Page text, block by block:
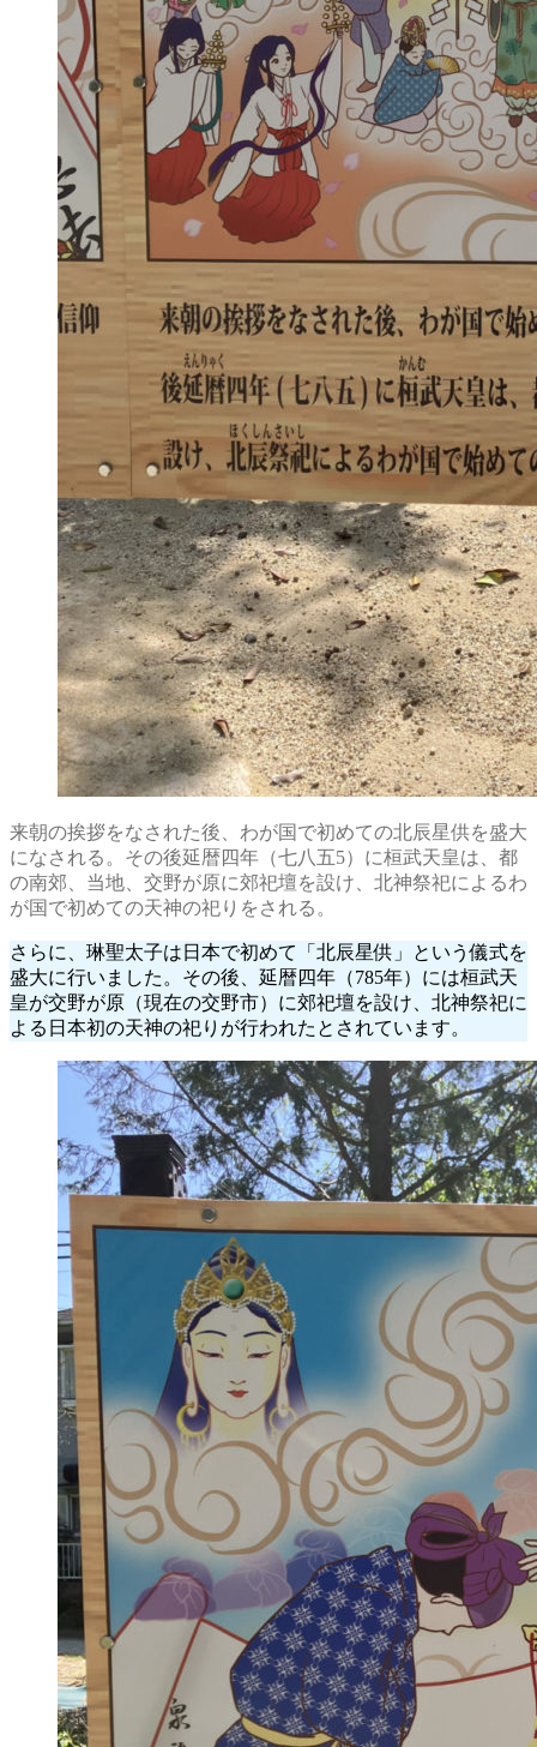
来朝の挨拶をなされた後、わが国で初めての北辰星供を盛大
になされる。その後延暦四年（七八五5）に桓武天皇は、都
の南郊、当地、交野が原に郊祀壇を設け、北神祭祀によるわ
が国で初めての天神の祀りをされる。
さらに、琳聖太子は日本で初めて「北辰星供」という儀式を
盛大に行いました。その後、延暦四年（785年）には桓武天
皇が交野が原（現在の交野市）に郊祀壇を設け、北神祭祀に
よる日本初の天神の祀りが行われたとされています。